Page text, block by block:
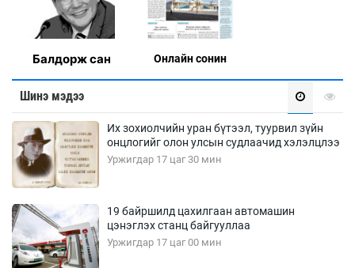
Балдорж сан Онлaйн сонин
Шинэ мэдээ
Их зохиолчийн уран бүтээл, туурвил зүйн
онцлогийг олон улсын судлаачид хэлэлцлээ
Уржигдар 17 цаг 30 мин
19 байршилд цахилгаан автомашин
цэнэглэх станц байгууллаа
Уржигдар 17 цаг 00 мин